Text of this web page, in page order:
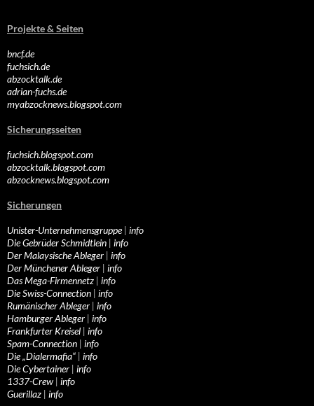
Projekte & Seiten
bncf.de
fuchsich.de
abzocktalk.de
adrian-fuchs.de
myabzocknews.blogspot.com
Sicherungsseiten
fuchsich.blogspot.com
abzocktalk.blogspot.com
abzocknews.blogspot.com
Sicherungen
Unister-Unternehmensgruppe| info
Die Gebrüder Schmidtlein | info
Der Malaysische Ableger | info
Der Münchener Ableger | info
Das Mega-Firmennetz | info
Die Swiss-Connection | info
Rumänischer Ableger | info
Hamburger Ableger | info
Frankfurter Kreisel | info
Spam-Connection | info
Die „Dialermafia“ | info
Die Cybertainer | info
1337-Crew | info
Guerillaz | info